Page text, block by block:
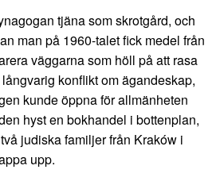
tjäna som skrotgård, och
man på 1960-talet fick medel från
väggarna som höll på att rasa
konflikt om ägandeskap,
kunde öppna för allmänheten
hyst en bokhandel i bottenplan,
judiska familjer från Kraków i
upp.